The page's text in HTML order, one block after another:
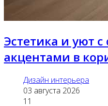
Эстетика и уют
акцентами в
Дизайн интерьера
03 августа 2026
11